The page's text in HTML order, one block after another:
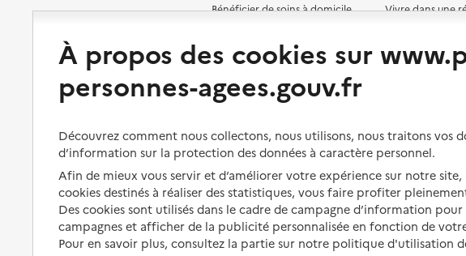
Préserver son autonomie et sa
santé
Les mesures de protection
Les obligations de la famille
À qui s’adresser ?
Les politiques du grand âge
Bénéficier de soins à domicile
Partager son logement
Vivre à domicile avec une
maladie ou un handicap
Être hospitalisé
Fin de vie à domicile
Vivre dans une
Vivre chez un
À propos des cookies sur
personnes-agees.gouv.fr
Découvrez comment nous collectons, nous utilisons, nous traitons vos
d’information sur la protection des données à caractère personnel.
Afin de mieux vous servir et d’améliorer votre expérience sur notre
cookies destinés à réaliser des statistiques, vous faire profiter
Des cookies sont utilisés dans le cadre de campagne d’information
campagnes et afficher de la publicité personnalisée en fonction de
Pour en savoir plus, consultez la partie sur notre politique d'utilisation